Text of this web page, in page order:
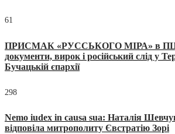
61
ПРИСМАК «РУССЬКОГО МІРА» в
документи, вирок і російський слід у
Бучацькій єпархії
298
Nemo iudex in causa sua: Наталія
відповіла митрополиту Євстратію Зорі